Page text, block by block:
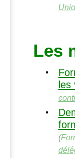
Les
les
(